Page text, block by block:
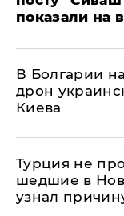
показали на
В Болгарии
дрон
Киева
Турция не
шедшие в
узнал